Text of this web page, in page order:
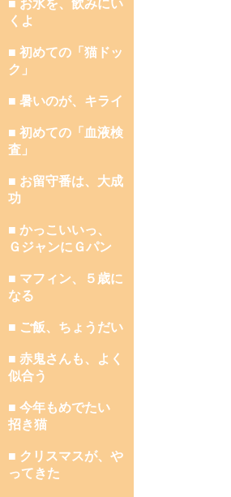
■ お水を、飲みにい
くよ
■ 初めての「猫ドッ
ク」
■ 暑いのが、キライ
■ 初めての「血液検
査」
■ お留守番は、大成
功
■ かっこいいっ、
ＧジャンにＧパン
■ マフィン、５歳に
なる
■ ご飯、ちょうだい
■ 赤鬼さんも、よく
似合う
■ 今年もめでたい
招き猫
■ クリスマスが、や
ってきた